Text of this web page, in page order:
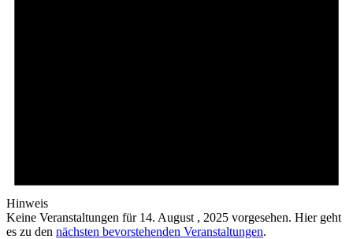
Hinweis
Keine Veranstaltungen für 14. August , 2025 vorgesehen. Hier geht
es zu den nächsten bevorstehenden Veranstaltungen.